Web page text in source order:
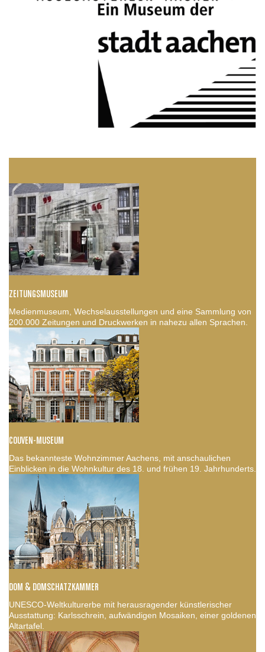
ZEITUNGSMUSEUM
Medienmuseum, Wechselausstellungen und eine Sammlung von
200.000 Zeitungen und Druckwerken in nahezu allen Sprachen.
COUVEN-MUSEUM
Das bekannteste Wohnzimmer Aachens, mit anschaulichen
Einblicken in die Wohnkultur des 18. und frühen 19. Jahrhunderts.
DOM & DOMSCHATZKAMMER
UNESCO-Weltkulturerbe mit herausragender künstlerischer
Ausstattung: Karlsschrein, aufwändigen Mosaiken, einer goldenen
Altartafel.